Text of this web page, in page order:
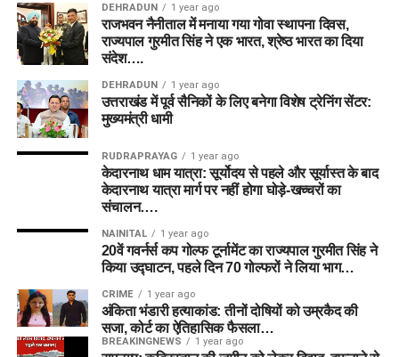
DEHRADUN 1 year ago
राजभवन नैनीताल में मनाया गया गोवा स्थापना दिवस,
राज्यपाल गुरमीत सिंह ने एक भारत, श्रेष्ठ भारत का दिया
संदेश….
DEHRADUN 1 year ago
उत्तराखंड में पूर्व सैनिकों के लिए बनेगा विशेष ट्रेनिंग सेंटर:
मुख्यमंत्री धामी
RUDRAPRAYAG 1 year ago
केदारनाथ धाम यात्रा: सूर्योदय से पहले और सूर्यास्त के बाद
केदारनाथ यात्रा मार्ग पर नहीं होगा घोड़े-खच्चरों का
संचालन….
NAINITAL 1 year ago
20वें गवर्नर्स कप गोल्फ टूर्नामेंट का राज्यपाल गुरमीत सिंह ने
किया उद्घाटन, पहले दिन 70 गोल्फरों ने लिया भाग…
CRIME 1 year ago
अंकिता भंडारी हत्याकांड: तीनों दोषियों को उम्रकैद की
सजा, कोर्ट का ऐतिहासिक फैसला…
BREAKINGNEWS 1 year ago